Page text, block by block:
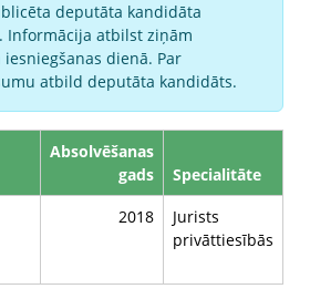
deputāta kandidāta
Informācija atbilst ziņām
dienā. Par
atbild deputāta kandidāts.
Absolvēšanas
gads
Specialitāte
2018
Jurists
privāttiesībās